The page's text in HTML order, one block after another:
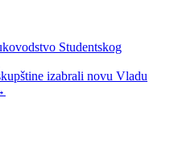
Studentskog
izabrali novu Vladu